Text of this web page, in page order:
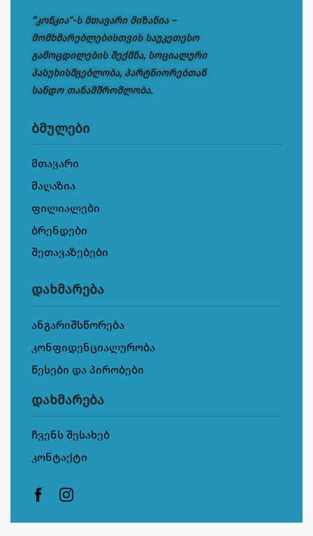
“კონკია“-ს მთავარი მიზანია –
მომხმარებლებისთვის საუკეთესო
გამოცდილების შექმნა, სოციალური
პასუხისმგებლობა, პარტნიორებთან
სანდო თანამშრომლობა.
ბმულები
მთავარი
მაღაზია
ფილიალები
ბრენდები
შეთავაზებები
დახმარება
ანგარიშსწორება
კონფიდენციალურობა
წესები და პირობები
დახმარება
ჩვენს შესახებ
კონტაქტი